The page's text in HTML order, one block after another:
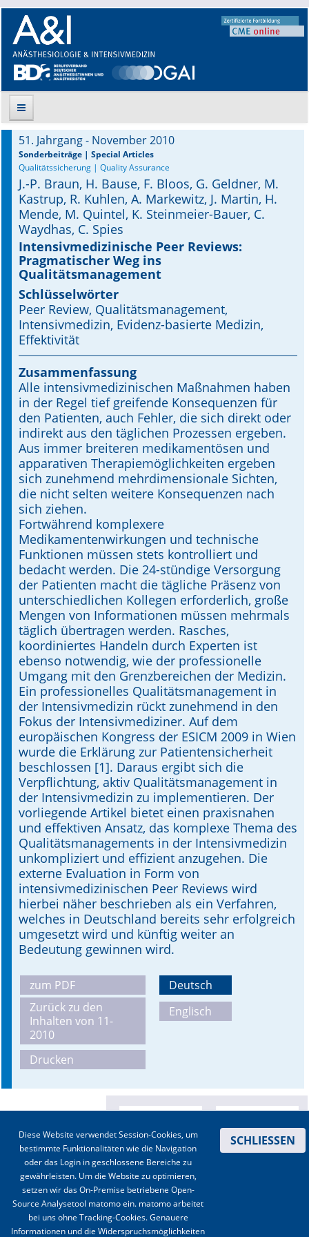
Suche
Aktuelle Ausgabe
Leitlinien
Archiv
Supplements
Supplements OrphanAnesthesia
Online First
A&I English
Mediadaten
Autoren-Service
Bestell-Service
Stellenmarkt
Kongresskalender
51. Jahrgang - November 2010
Sonderbeiträge | Special Articles
Qualitätssicherung | Quality Assurance
J.-P. Braun, H. Bause, F. Bloos, G. Geldner, M.
Kastrup, R. Kuhlen, A. Markewitz, J. Martin, H.
Mende, M. Quintel, K. Steinmeier-Bauer, C.
Waydhas, C. Spies
Intensivmedizinische Peer Reviews:
Pragmatischer Weg ins
Qualitätsmanagement
Schlüsselwörter
Peer Review, Qualitätsmana­gement,
Intensivmedizin, Evidenz-basierte Medizin,
Effektivität
Zusammenfassung
Alle intensivmedizinischen Maßnahmen haben
in der Regel tief greifende Konsequenzen für
den Patienten, auch Fehler, die sich direkt oder
indirekt aus den täglichen Prozessen ergeben.
Aus immer breiteren medikamentösen und
apparativen Therapiemöglichkeiten ergeben
sich zunehmend mehrdimensionale Sichten,
die nicht selten weitere Konsequenzen nach
sich ziehen.
Fortwährend komplexere
Medikamentenwirkungen und technische
Funktionen müssen stets kontrolliert und
bedacht werden. Die 24-stündige Versorgung
der Patienten macht die tägliche Präsenz von
unterschiedlichen Kollegen erforderlich, große
Mengen von Informationen müssen mehrmals
täglich übertragen werden. Rasches,
koordiniertes Handeln durch Experten ist
ebenso notwendig, wie der professionelle
Umgang mit den Grenzbereichen der Medizin.
Ein professionelles Qualitätsmanagement in
der Intensivmedizin rückt zunehmend in den
Fokus der Intensivmediziner. Auf dem
europäischen Kongress der ESICM 2009 in Wien
wurde die Erklärung zur Patientensicherheit
beschlossen [1]. Daraus ergibt sich die
Verpflichtung, aktiv Qualitätsmanagement in
der Intensivmedizin zu implementieren. Der
vorliegende Artikel bietet einen praxisnahen
und effektiven Ansatz, das komplexe Thema des
Qualitätsmanagements in der Intensivmedizin
unkompliziert und effizient anzugehen. Die
externe Evaluation in Form von
intensivmedizinischen Peer Reviews wird
hierbei näher beschrieben als ein Verfahren,
welches in Deutschland bereits sehr erfolgreich
umgesetzt wird und künftig weiter an
Bedeutung gewinnen wird.
zum PDF
Zurück zu den
Inhalten von 11-
2010
Drucken
Deutsch
Englisch
Diese Website verwendet Session-Cookies, um
bestimmte Funktionalitäten wie die Navigation
oder das Login in geschlossene Bereiche zu
gewährleisten. Um die Website zu optimieren,
setzen wir das On-Premise betriebene Open-
Source Analysetool matomo ein. matomo arbeitet
bei uns ohne Tracking-Cookies. Genauere
Informationen und die Widerspruchsmöglichkeiten
SCHLIESSEN